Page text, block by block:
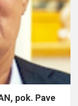
pok. Pave